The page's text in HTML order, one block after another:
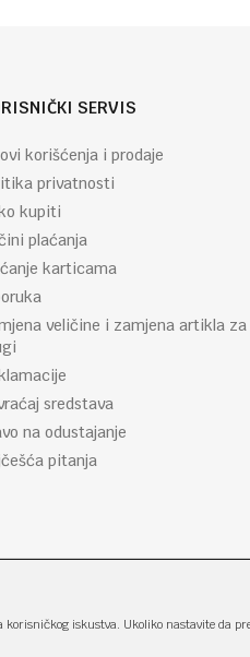
SERVIS
korišćenja i prodaje
privatnosti
kupiti
plaćanja
karticama
veličine i zamjena artikla za
sredstava
na odustajanje
pitanja
iskustva. Ukoliko nastavite da